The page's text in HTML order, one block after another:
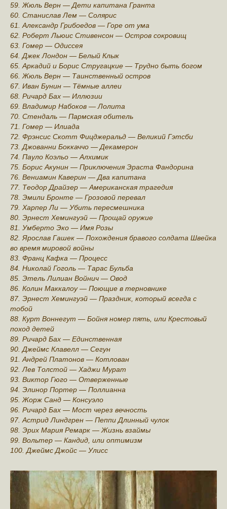
59. Жюль Верн — Дети капитана Гранта
60. Станислав Лем — Солярис
61. Александр Грибоедов — Горе от ума
62. Роберт Льюис Стивенсон — Остров сокровищ
63. Гомер — Одиссея
64. Джек Лондон — Белый Клык
65. Аркадий и Борис Стругацкие — Трудно быть богом
66. Жюль Верн — Таинственный остров
67. Иван Бунин — Тёмные аллеи
68. Ричард Бах — Иллюзии
69. Владимир Набоков — Лолита
70. Стендаль — Пармская обитель
71. Гомер — Илиада
72. Фрэнсис Скотт Фицджеральд — Великий Гэтсби
73. Джованни Боккаччо — Декамерон
74. Пауло Коэльо — Алхимик
75. Борис Акунин — Приключения Эраста Фандорина
76. Вениамин Каверин — Два капитана
77. Теодор Драйзер — Американская трагедия
78. Эмили Бронте — Грозовой перевал
79. Харпер Ли — Убить пересмешника
80. Эрнест Хемингуэй — Прощай оружие
81. Умберто Эко — Имя Розы
82. Ярослав Гашек — Похождения бравого солдата Швейка
во время мировой войны
83. Франц Кафка — Процесс
84. Николай Гогoль — Тарас Бульба
85. Этель Лилиан Войнич — Овод
86. Колин Маккалоу — Поющие в терновнике
87. Эрнест Хемингуэй — Праздник, который всегда с
тобой
88. Курт Воннегут — Бойня номер пять, или Крестовый
поход детей
89. Ричард Бах — Единственная
90. Джеймс Клавелл — Сегун
91. Андрей Платонов — Котлован
92. Лев Толстой — Хаджи Мурат
93. Виктор Гюго — Отверженные
94. Элинор Портер — Пoллианна
95. Жорж Санд — Кoнсуэло
96. Ричард Бах — Мoст через вечность
97. Астрид Линдгрен — Пеппи Длинный чулок
98. Эрих Мария Рeмарк — Жизнь взаймы
99. Вольтер — Кандид, или оптимизм
100. Джеймс Джoйс — Улисс